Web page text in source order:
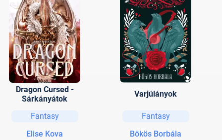
Dragon Cursed -
Sárkányátok
Fantasy
Elise Kova
Varjúlányok
Fantasy
Bökös Borbála